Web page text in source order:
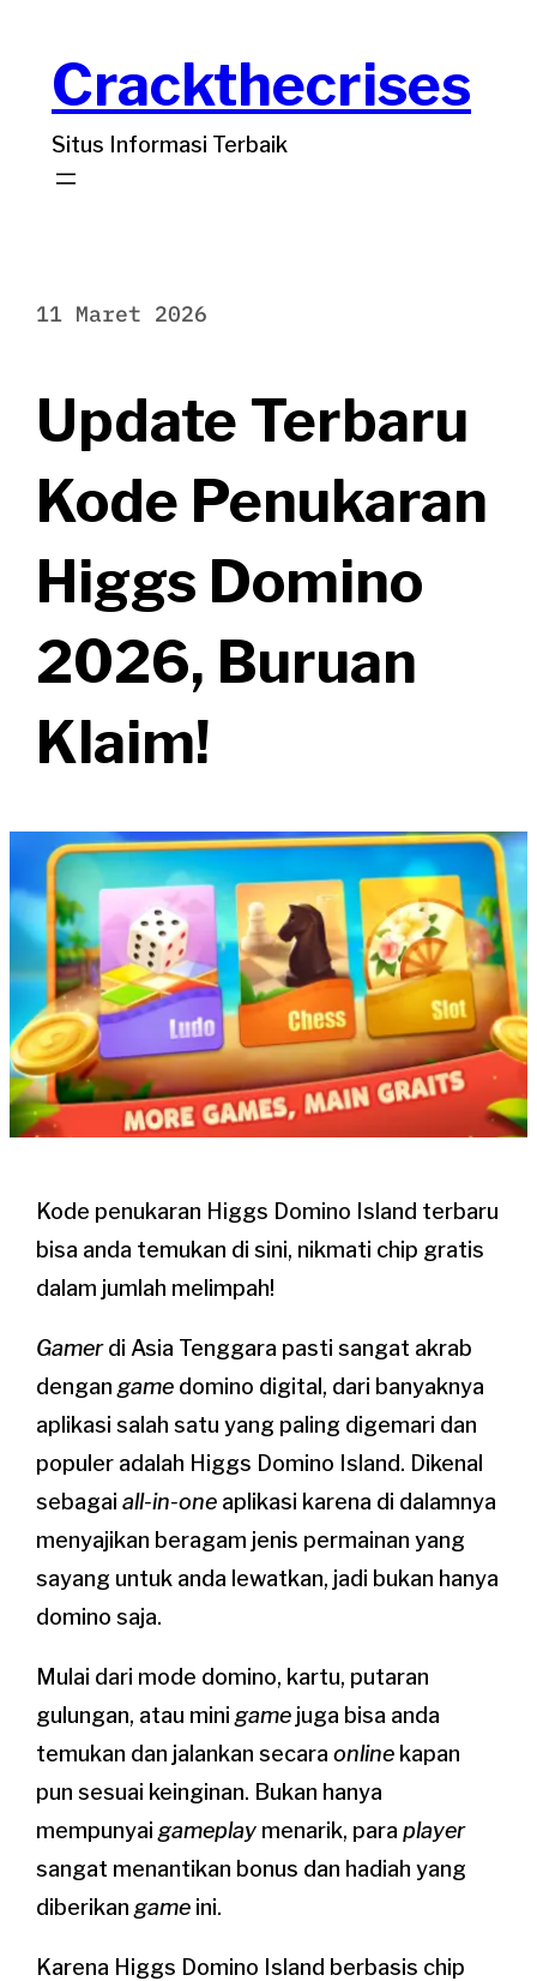
kontenCrackthecrises
Situs Informasi Terbaik
11 Maret 2026
Update Terbaru
Kode Penukaran
Higgs Domino
2026, Buruan
Klaim!
Kode penukaran Higgs Domino Island terbaru
bisa anda temukan di sini, nikmati chip gratis
dalam jumlah melimpah!
Gamerdi Asia Tenggara pasti sangat akrab
dengan game domino digital, dari banyaknya
aplikasi salah satu yang paling digemari dan
populer adalah Higgs Domino Island. Dikenal
sebagaiall-in-one aplikasi karena di dalamnya
menyajikan beragam jenis permainan yang
sayang untuk anda lewatkan, jadi bukan hanya
domino saja.
Mulai dari mode domino, kartu, putaran
gulungan, atau mini game juga bisa anda
temukan dan jalankan secaraonline kapan
pun sesuai keinginan. Bukan hanya
mempunyai gameplay menarik, paraplayer
sangat menantikan bonus dan hadiah yang
diberikan game ini.
Karena Higgs Domino Island berbasis chip